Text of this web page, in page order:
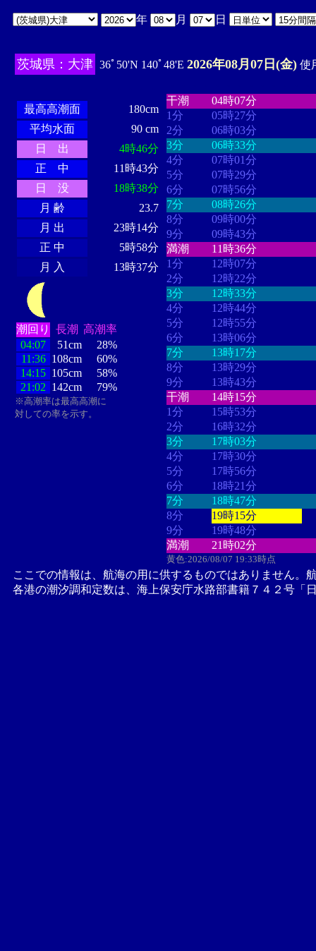
年 月 日
茨城県：大津 36ﾟ50'N 140ﾟ48'E 2026年08月07日(金) 使
最高高潮面
180cm
平均水面
90 cm
日 出
4時46分
正 中
11時43分
日 没
18時38分
月 齢
23.7
月 出
23時14分
正 中
5時58分
月 入
13時37分
潮回り 長潮 高潮率
04:07
51cm
28%
11:36 108cm
60%
14:15 105cm
58%
21:02 142cm 79%
※高潮率は最高高潮に
対しての率を示す。
干潮
04時07分
1分
05時27分
2分
06時03分
3分
06時33分
4分
07時01分
5分
07時29分
6分
07時56分
7分
08時26分
8分
09時00分
9分
09時43分
満潮
11時36分
1分
12時07分
2分
12時22分
3分
12時33分
4分
12時44分
5分
12時55分
6分
13時06分
7分
13時17分
8分
13時29分
9分
13時43分
干潮
14時15分
1分
15時53分
2分
16時32分
3分
17時03分
4分
17時30分
5分
17時56分
6分
18時21分
7分
18時47分
8分
19時15分
9分
19時48分
満潮
21時02分
黄色:2026/08/07 19:33時点
ここでの情報は、航海の用に供するものではありません。
各港の潮汐調和定数は、海上保安庁水路部書籍７４２号「